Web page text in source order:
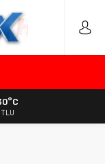
Siyasi Gerilim:
Tepki: “Düşün Bu